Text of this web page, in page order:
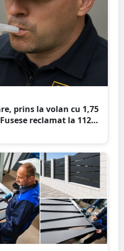
prins la volan cu 1,75
reclamat la 112